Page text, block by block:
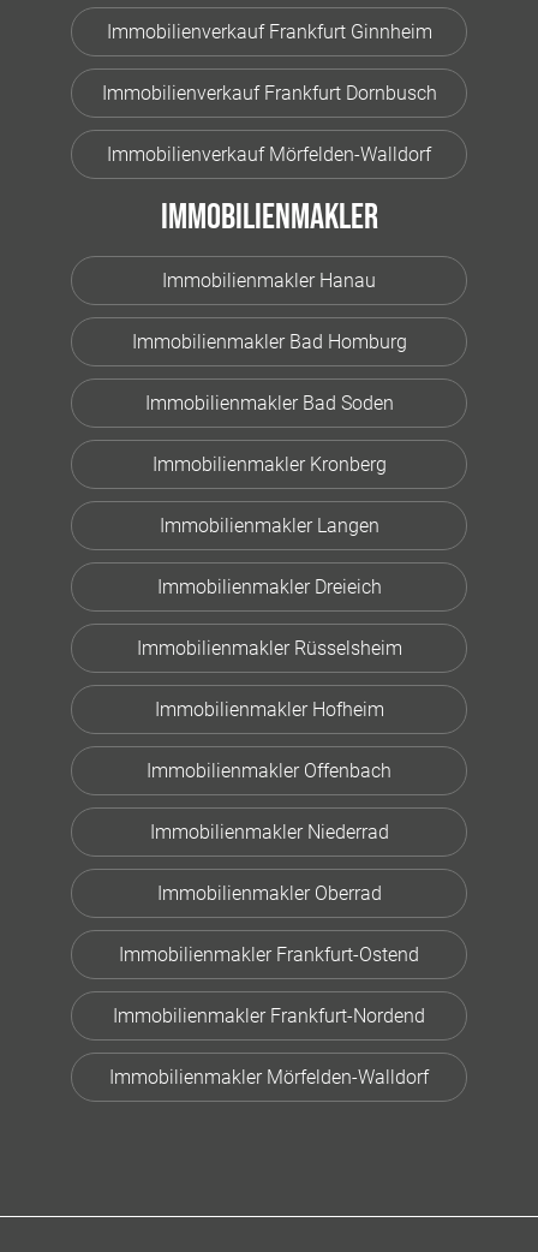
Immobilienverkauf Frankfurt Ginnheim
Immobilienverkauf Frankfurt Dornbusch
Immobilienverkauf Mörfelden-Walldorf
Immobilienmakler
Immobilienmakler Hanau
Immobilienmakler Bad Homburg
Immobilienmakler Bad Soden
Immobilienmakler Kronberg
Immobilienmakler Langen
Immobilienmakler Dreieich
Immobilienmakler Rüsselsheim
Immobilienmakler Hofheim
Immobilienmakler Offenbach
Immobilienmakler Niederrad
Immobilienmakler Oberrad
Immobilienmakler Frankfurt-Ostend
Immobilienmakler Frankfurt-Nordend
Immobilienmakler Mörfelden-Walldorf